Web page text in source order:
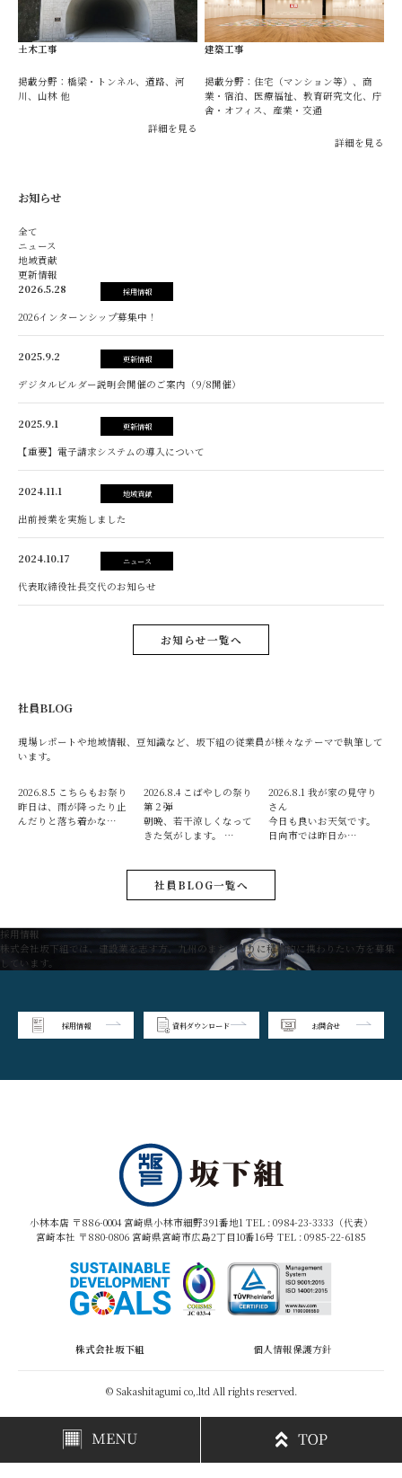
土木工事
掲載分野：橋梁・トンネル、道路、河
川、山林 他
詳細を見る
建築工事
掲載分野：住宅（マンション等）、商
業・宿泊、医療福祉、教育研究文化、庁
舎・オフィス、産業・交通
詳細を見る
お知らせ
全て
ニュース
地域貢献
更新情報
2026.5.28
採用情報
2026インターンシップ募集中！
2025.9.2 更新情報
デジタルビルダー説明会開催のご案内（9/8開催）
2025.9.1 更新情報
【重要】電子請求システムの導入について
2024.11.1 地域貢献
出前授業を実施しました
2024.10.17 ニュース
代表取締役社長交代のお知らせ
お知らせ一覧へ
社員BLOG
現場レポートや地域情報、豆知識など、坂下組の従業員が様々なテーマで執筆して
います。
2026.8.5 こちらもお祭り
昨日は、雨が降ったり止
んだりと落ち着かな…
2026.8.4 こばやしの祭り
第２弾
朝晩、若干涼しくなって
きた気がします。 …
2026.8.1 我が家の見守り
さん
今日も良いお天気です。
日向市では昨日か…
社員BLOG一覧へ
採用情報
株式会社坂下組では、建設業を志す方、九州のまちづくりに積極的に携わりたい方を募集
しています。
採用情報 資料ダウンロード お問合せ
小林本店 〒886-0004 宮崎県小林市細野391番地1 TEL : 0984-23-3333（代表）
宮崎本社 〒880-0806 宮崎県宮崎市広島2丁目10番16号 TEL : 0985-22-6185
株式会社坂下組 個人情報保護方針
© Sakashitagumi co,.ltd All rights reserved.